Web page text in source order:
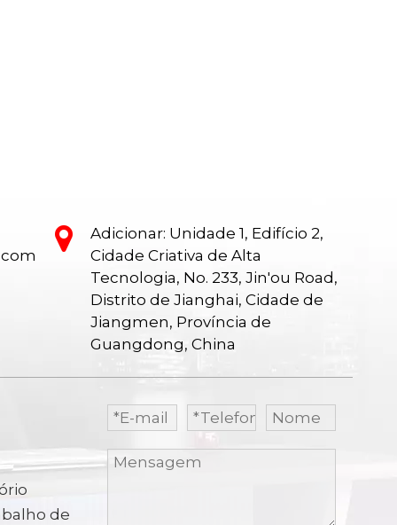
Adicionar: Unidade 1, Edifício 2,
Cidade Criativa de Alta
Tecnologia, No. 233, Jin'ou Road,
Distrito de Jianghai, Cidade de
Jiangmen, Província de
Guangdong, China
de